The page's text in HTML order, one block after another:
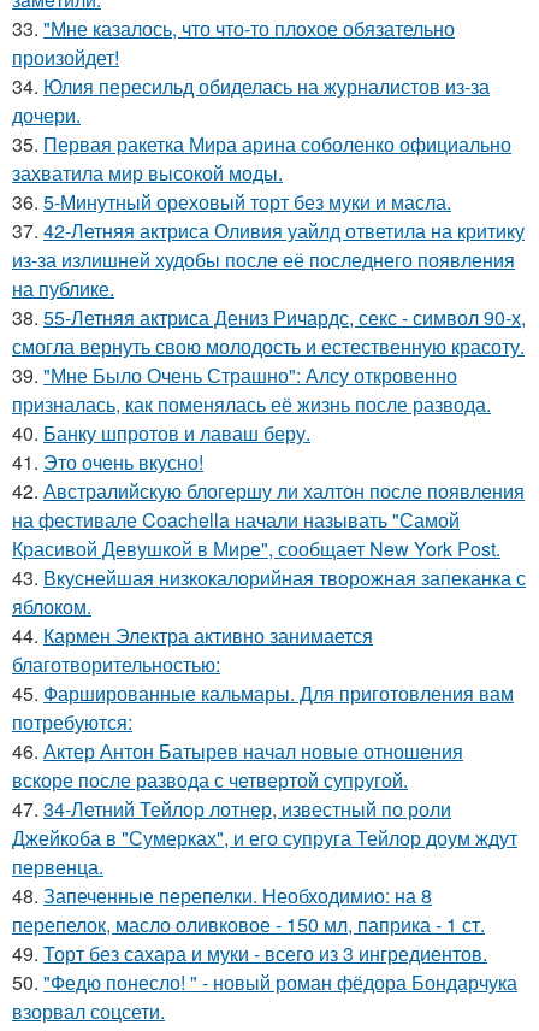
33. "Мне казалось, что что-то плохое обязательно
произойдет!
34. Юлия пересильд обиделась на журналистов из-за
дочери.
35. Первая ракетка Мира арина соболенко официально
захватила мир высокой моды.
36. 5-Минутный ореховый торт без муки и масла.
37. 42-Летняя актриса Оливия уайлд ответила на критику
из-за излишней худобы после её последнего появления
на публике.
38. 55-Летняя актриса Дениз Ричардс, секс - символ 90-х,
смогла вернуть свою молодость и естественную красоту.
39. "Мне Было Очень Страшно": Алсу откровенно
призналась, как поменялась её жизнь после развода.
40. Банку шпротов и лаваш беру.
41. Это очень вкусно!
42. Австралийскую блогершу ли халтон после появления
на фестивале Coachella начали называть "Самой
Красивой Девушкой в Мире", сообщает New York Post.
43. Вкуснейшая низкокалорийная творожная запеканка с
яблоком.
44. Кармен Электра активно занимается
благотворительностью:
45. Фаршированные кальмары. Для приготовления вам
потребуются:
46. Актер Антон Батырев начал новые отношения
вскоре после развода с четвертой супругой.
47. 34-Летний Тейлор лотнер, известный по роли
Джейкоба в "Сумерках", и его супруга Тейлор доум ждут
первенца.
48. Запеченные перепелки. Необходимио: на 8
перепелок, масло оливковое - 150 мл, паприка - 1 ст.
49. Торт без сахара и муки - всего из 3 ингредиентов.
50. "Федю понесло! " - новый роман фёдора Бондарчука
взорвал соцсети.